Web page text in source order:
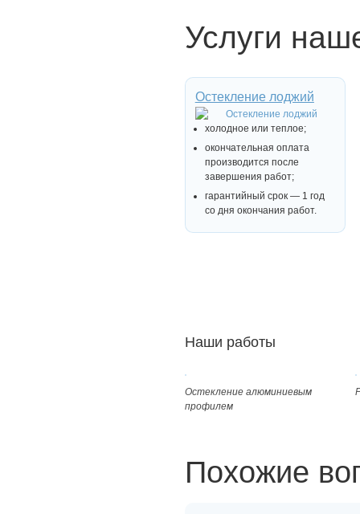
Услуги
Остекление лоджий
холодное или теплое;
окончательная оплата
производится после
завершения работ;
гарантийный срок — 1 год
со дня окончания работ.
Наши работы
Остекление алюминиевым
профилем
Похожие